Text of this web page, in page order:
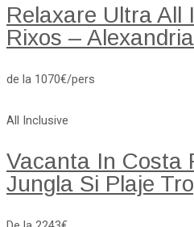
Relaxare Ultra All
Rixos –
de la 1070€/pers
All Inclusive
Vacanta In Costa
Jungla Si Plaje